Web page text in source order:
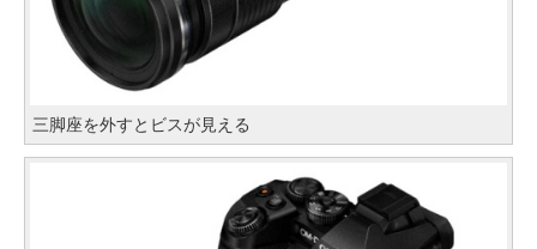
三脚座を外すとビスが見える